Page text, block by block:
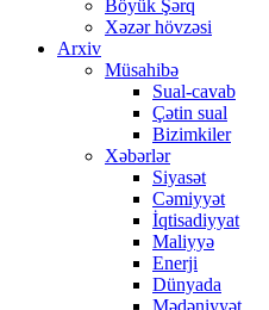
Böyük Şərq
Xəzər hövzəsi
Arxiv
Müsahibə
Sual-cavab
Çətin sual
Bizimkiler
Xəbərlər
Siyasət
Cəmiyyət
İqtisadiyyat
Maliyyə
Enerji
Dünyada
Mədəniyyət